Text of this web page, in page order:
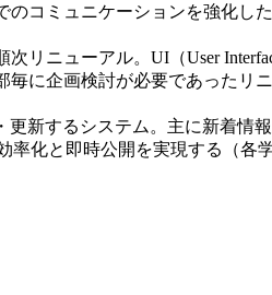
コミュニケーションを強化した
リニューアル。UI（User
に企画検討が必要であったリ
更新するシステム。主に新着
化と即時公開を実現する（各